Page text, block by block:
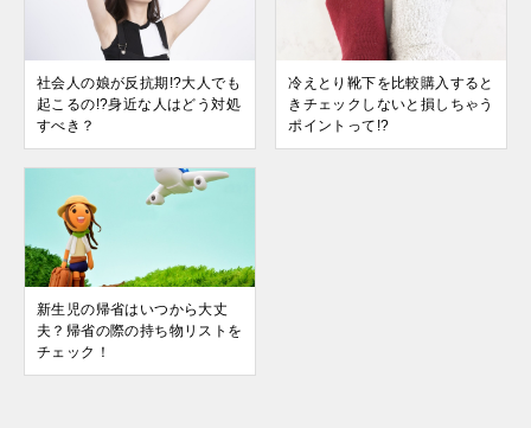
社会人の娘が反抗期!?大人でも
起こるの!?身近な人はどう対処
すべき？
冷えとり靴下を比較購入すると
きチェックしないと損しちゃう
ポイントって!?
新生児の帰省はいつから大丈
夫？帰省の際の持ち物リストを
チェック！